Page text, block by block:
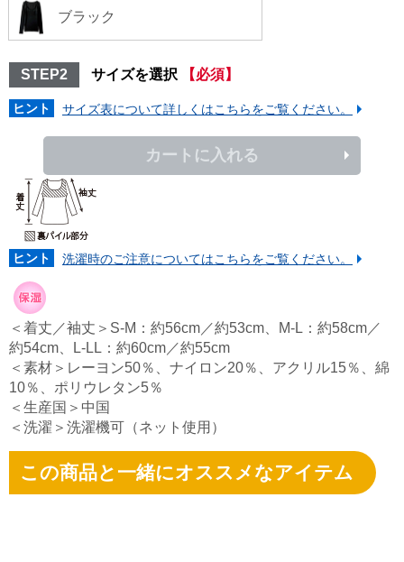
ブラック
STEP2 サイズを選択 【必須】
ヒント サイズ表について詳しくはこちらをご覧ください。
カートに入れる
ヒント 洗濯時のご注意についてはこちらをご覧ください。
＜着丈／袖丈＞S-M：約56cm／約53cm、M-L：約58cm／
約54cm、L-LL：約60cm／約55cm
＜素材＞レーヨン50％、ナイロン20％、アクリル15％、綿
10％、ポリウレタン5％
＜生産国＞中国
＜洗濯＞洗濯機可（ネット使用）
この商品と一緒にオススメなアイテム